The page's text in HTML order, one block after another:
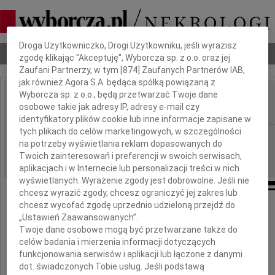
Nekrologi Odeszli Poradnik pogrzebowy
IMIĘ I NAZWISKO: Jacek Komorowski
REGION: Katowice
DATA EMISJI: 22.03.2013
20 marca 2013 roku w wieku 78 lat zmarł
Dbamy o Twoją prywatność
Droga Użytkowniczko, Drogi Użytkowniku, jeśli wyrazisz
zgodę klikając "Akceptuję", Wyborcza sp. z o.o. oraz jej
Zaufani Partnerzy, w tym [874 ] Zaufanych Partnerów IAB,
jak również Agora S.A. będąca spółką powiązaną z
Wyborcza sp. z o.o., będą przetwarzać Twoje dane
osobowe takie jak adresy IP, adresy e-mail czy
identyfikatory plików cookie lub inne informacje zapisane w
tych plikach do celów marketingowych, w szczególności
na potrzeby wyświetlania reklam dopasowanych do
Twoich zainteresowań i preferencji w swoich serwisach,
aplikacjach i w Internecie lub personalizacji treści w nich
wyświetlanych. Wyrażenie zgody jest dobrowolne. Jeśli nie
chcesz wyrazić zgody, chcesz ograniczyć jej zakres lub
chcesz wycofać zgodę uprzednio udzieloną przejdź do
„Ustawień Zaawansowanych”.
Twoje dane osobowe mogą być przetwarzane także do
celów badania i mierzenia informacji dotyczących
funkcjonowania serwisów i aplikacji lub łączone z danymi
dot. świadczonych Tobie usług. Jeśli podstawą